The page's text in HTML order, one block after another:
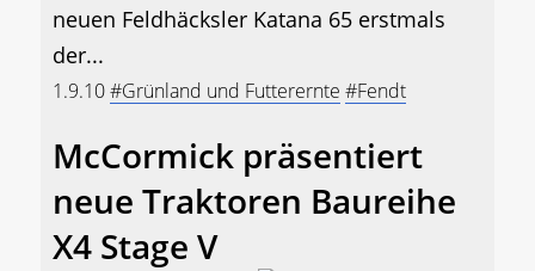
neuen Feldhäcksler Katana 65 erstmals
der...
1.9.10#Grünland und Futterernte #Fendt
McCormick präsentiert
neue Traktoren Baureihe
X4 Stage V